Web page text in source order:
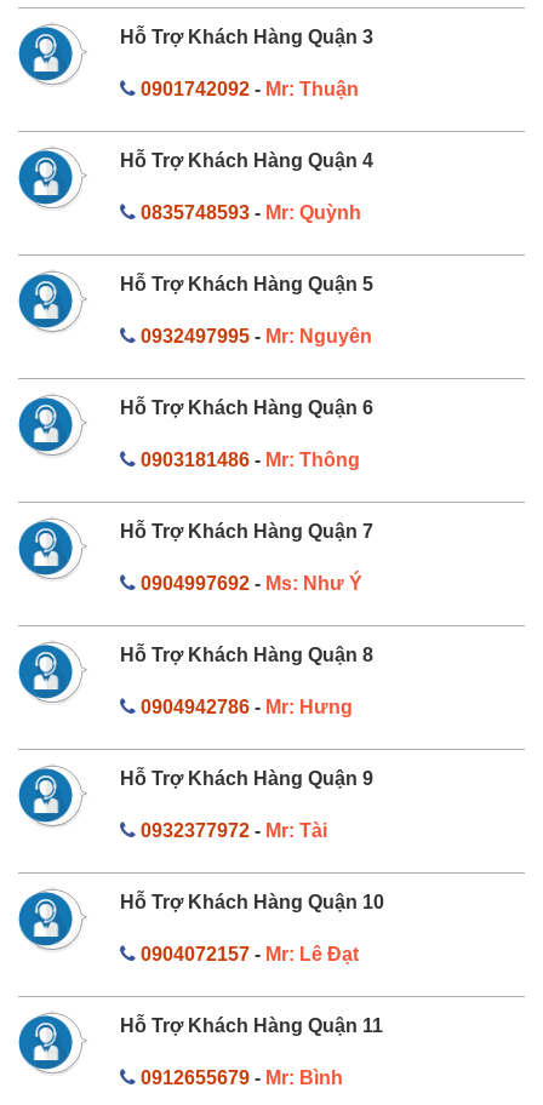
Hỗ Trợ Khách Hàng Quận 3
0901742092- Mr: Thuận
Hỗ Trợ Khách Hàng Quận 4
0835748593- Mr: Quỳnh
Hỗ Trợ Khách Hàng Quận 5
0932497995- Mr: Nguyên
Hỗ Trợ Khách Hàng Quận 6
0903181486- Mr: Thông
Hỗ Trợ Khách Hàng Quận 7
0904997692- Ms: Như Ý
Hỗ Trợ Khách Hàng Quận 8
0904942786- Mr: Hưng
Hỗ Trợ Khách Hàng Quận 9
0932377972- Mr: Tài
Hỗ Trợ Khách Hàng Quận 10
0904072157- Mr: Lê Đạt
Hỗ Trợ Khách Hàng Quận 11
0912655679- Mr: Bình